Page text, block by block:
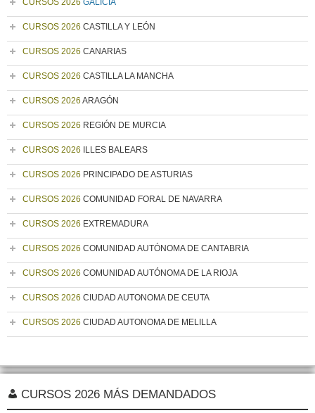
CURSOS 2026 GALICIA
CURSOS 2026 CASTILLA Y LEÓN
CURSOS 2026 CANARIAS
CURSOS 2026 CASTILLA LA MANCHA
CURSOS 2026 ARAGÓN
CURSOS 2026 REGIÓN DE MURCIA
CURSOS 2026 ILLES BALEARS
CURSOS 2026 PRINCIPADO DE ASTURIAS
CURSOS 2026 COMUNIDAD FORAL DE NAVARRA
CURSOS 2026 EXTREMADURA
CURSOS 2026 COMUNIDAD AUTÓNOMA DE CANTABRIA
CURSOS 2026 COMUNIDAD AUTÓNOMA DE LA RIOJA
CURSOS 2026 CIUDAD AUTONOMA DE CEUTA
CURSOS 2026 CIUDAD AUTONOMA DE MELILLA
CURSOS 2026 MÁS DEMANDADOS